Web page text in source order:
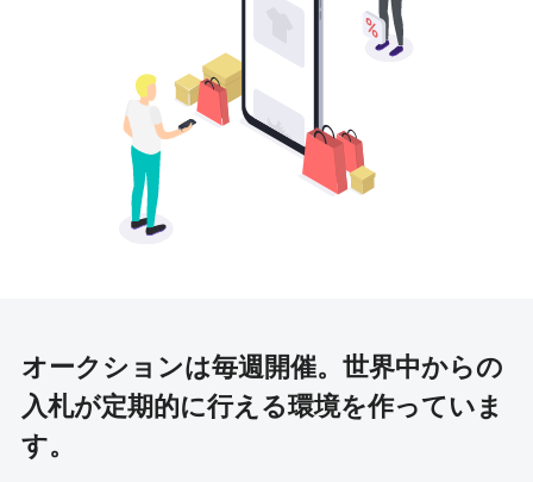
オークションは毎週開催。 世界中からの
入札が定期的に行える環境を作っていま
す。